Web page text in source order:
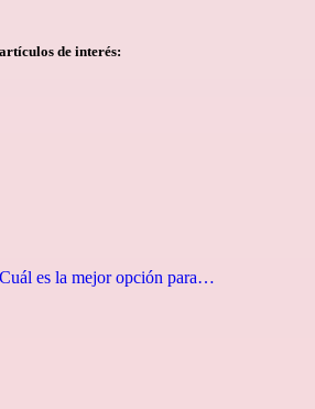
de interés:
es la mejor opción para…